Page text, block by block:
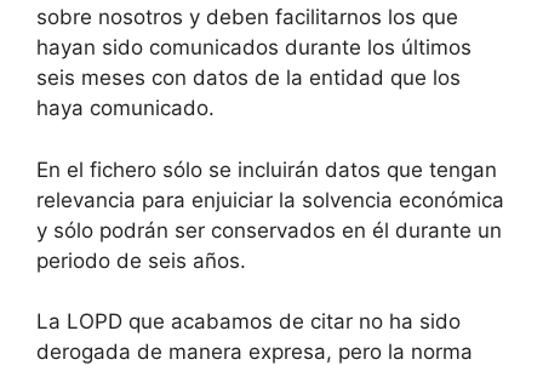
sobre nosotros y deben facilitarnos los que
hayan sido comunicados durante los últimos
seis meses con datos de la entidad que los
haya comunicado.
En el fichero sólo se incluirán datos que tengan
relevancia para enjuiciar la solvencia económica
y sólo podrán ser conservados en él durante un
periodo de seis años.
La LOPD que acabamos de citar no ha sido
derogada de manera expresa, pero la norma